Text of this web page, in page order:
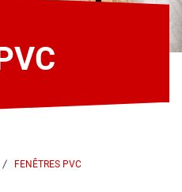
FENÊTRES PVC